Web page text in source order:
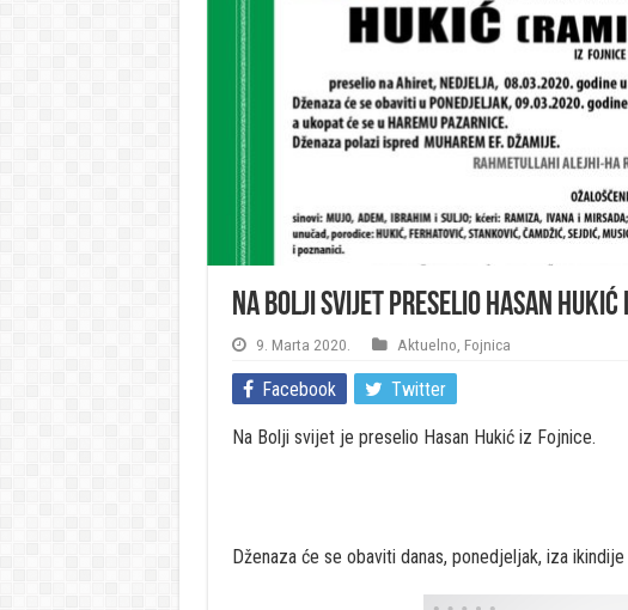
Na Bolji svijet preselio Hasan Hukić
9. Marta 2020. Aktuelno Fojnica
Facebook Twitter
Na Bolji svijet je preselio Hasan Hukić iz Fojnice.
Dženaza će se obaviti danas, ponedjeljak, iza